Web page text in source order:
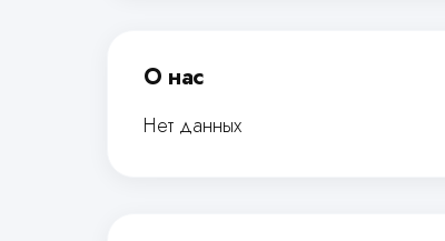
О нас
Нет данных